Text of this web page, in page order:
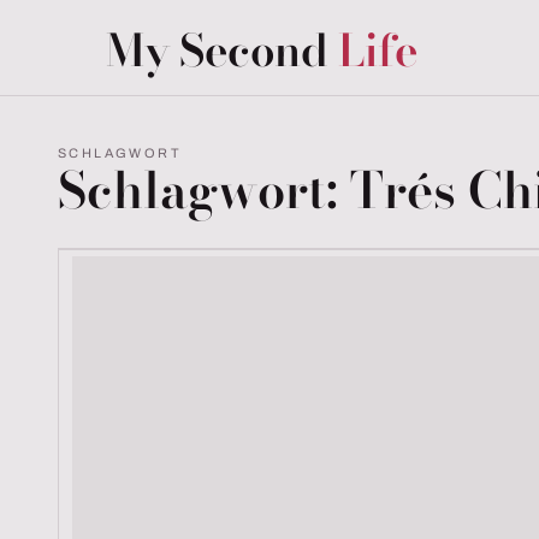
My SecondLife
SCHLAGWORT
Schlagwort: Trés